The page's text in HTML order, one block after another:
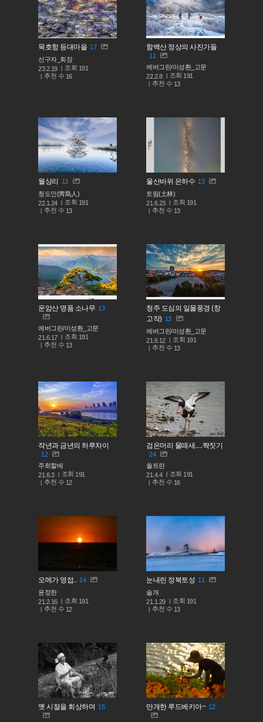
묵호항 등대마을 17
선구자_회장
23.2.19
조회 191
추천 수 16
함백산 정상의 사진가들
11
에버그린/이성환_고문
22.2.8
조회 191
추천 수 13
월상리 13
청도인(靑島人)
22.1.24
조회 191
추천 수 13
울산바위 은하수 13
토림(土林)
21.6.23
조회 191
추천 수 13
운암산 명품 소나무 13
에버그린/이성환_고문
21.6.17
조회 191
추천 수 13
청주 도심의 일몰풍경 (창
고작) 13
에버그린/이성환_고문
21.6.12
조회 191
추천 수 13
작년과 금년의 하루차이
12
주희할배
21.6.3
조회 191
추천 수 12
검은머리 물떼새.....짝짓기
24
쏠트란
21.4.4
조회 191
추천 수 16
오메가 영접..
14
윤정한
21.2.16
조회 191
추천 수 12
눈내린 정북토성 11
솔개
21.1.29
조회 191
추천 수 13
옛 시절을 회상하며 15 만개한 루드베키아~ 12